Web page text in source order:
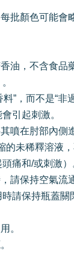
批顏色可能會
油，不含食品
”，而不是“非
引起刺激。
噴在肘部內側
的未稀釋溶液
痛和/或刺激）
請保持空氣流
請保持瓶蓋關
。